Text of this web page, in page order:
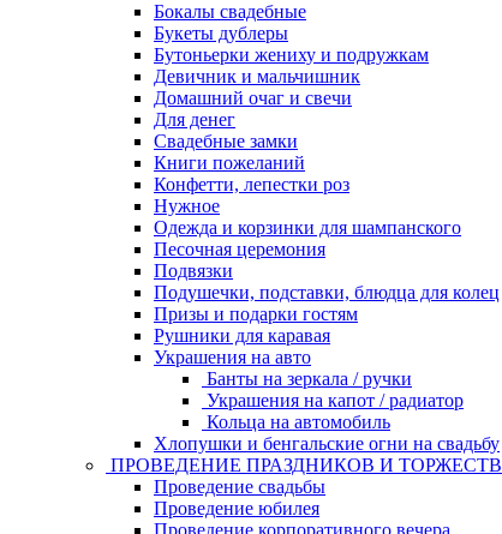
Бокалы свадебные
Букеты дублеры
Бутоньерки жениху и подружкам
Девичник и мальчишник
Домашний очаг и свечи
Для денег
Свадебные замки
Книги пожеланий
Конфетти, лепестки роз
Нужное
Одежда и корзинки для шампанского
Песочная церемония
Подвязки
Подушечки, подставки, блюдца для колец
Призы и подарки гостям
Рушники для каравая
Украшения на авто
Банты на зеркала / ручки
Украшения на капот / радиатор
Кольца на автомобиль
Хлопушки и бенгальские огни на свадьбу
ПРОВЕДЕНИЕ ПРАЗДНИКОВ И ТОРЖЕСТВ
Проведение свадьбы
Проведение юбилея
Проведение корпоративного вечера